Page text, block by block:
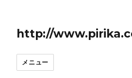
http://
メニュー